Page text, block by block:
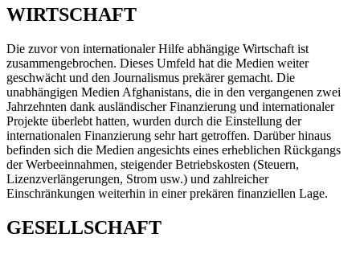
WIRTSCHAFT
Die zuvor von internationaler Hilfe abhängige Wirtschaft ist
zusammengebrochen. Dieses Umfeld hat die Medien weiter
geschwächt und den Journalismus prekärer gemacht. Die
unabhängigen Medien Afghanistans, die in den vergangenen zwei
Jahrzehnten dank ausländischer Finanzierung und internationaler
Projekte überlebt hatten, wurden durch die Einstellung der
internationalen Finanzierung sehr hart getroffen. Darüber hinaus
befinden sich die Medien angesichts eines erheblichen Rückgangs
der Werbeeinnahmen, steigender Betriebskosten (Steuern,
Lizenzverlängerungen, Strom usw.) und zahlreicher
Einschränkungen weiterhin in einer prekären finanziellen Lage.
GESELLSCHAFT